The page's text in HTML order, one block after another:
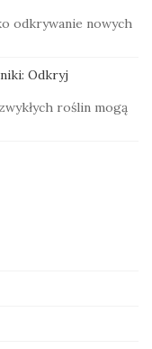
odkrywanie nowych
Odkryj
roślin mogą